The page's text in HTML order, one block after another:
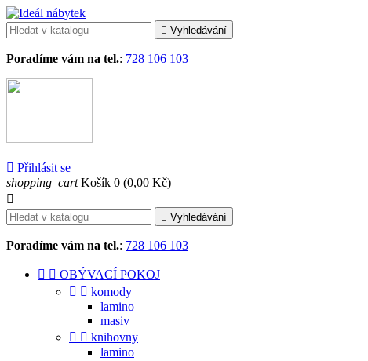
 Vyhledávání
Poradíme vám na tel.: 728 106 103
 Přihlásit se
shopping_cart Košík 0 (0,00 Kč)

 Vyhledávání
Poradíme vám na tel.: 728 106 103
  OBÝVACÍ POKOJ
  komody
lamino
masiv
  knihovny
lamino